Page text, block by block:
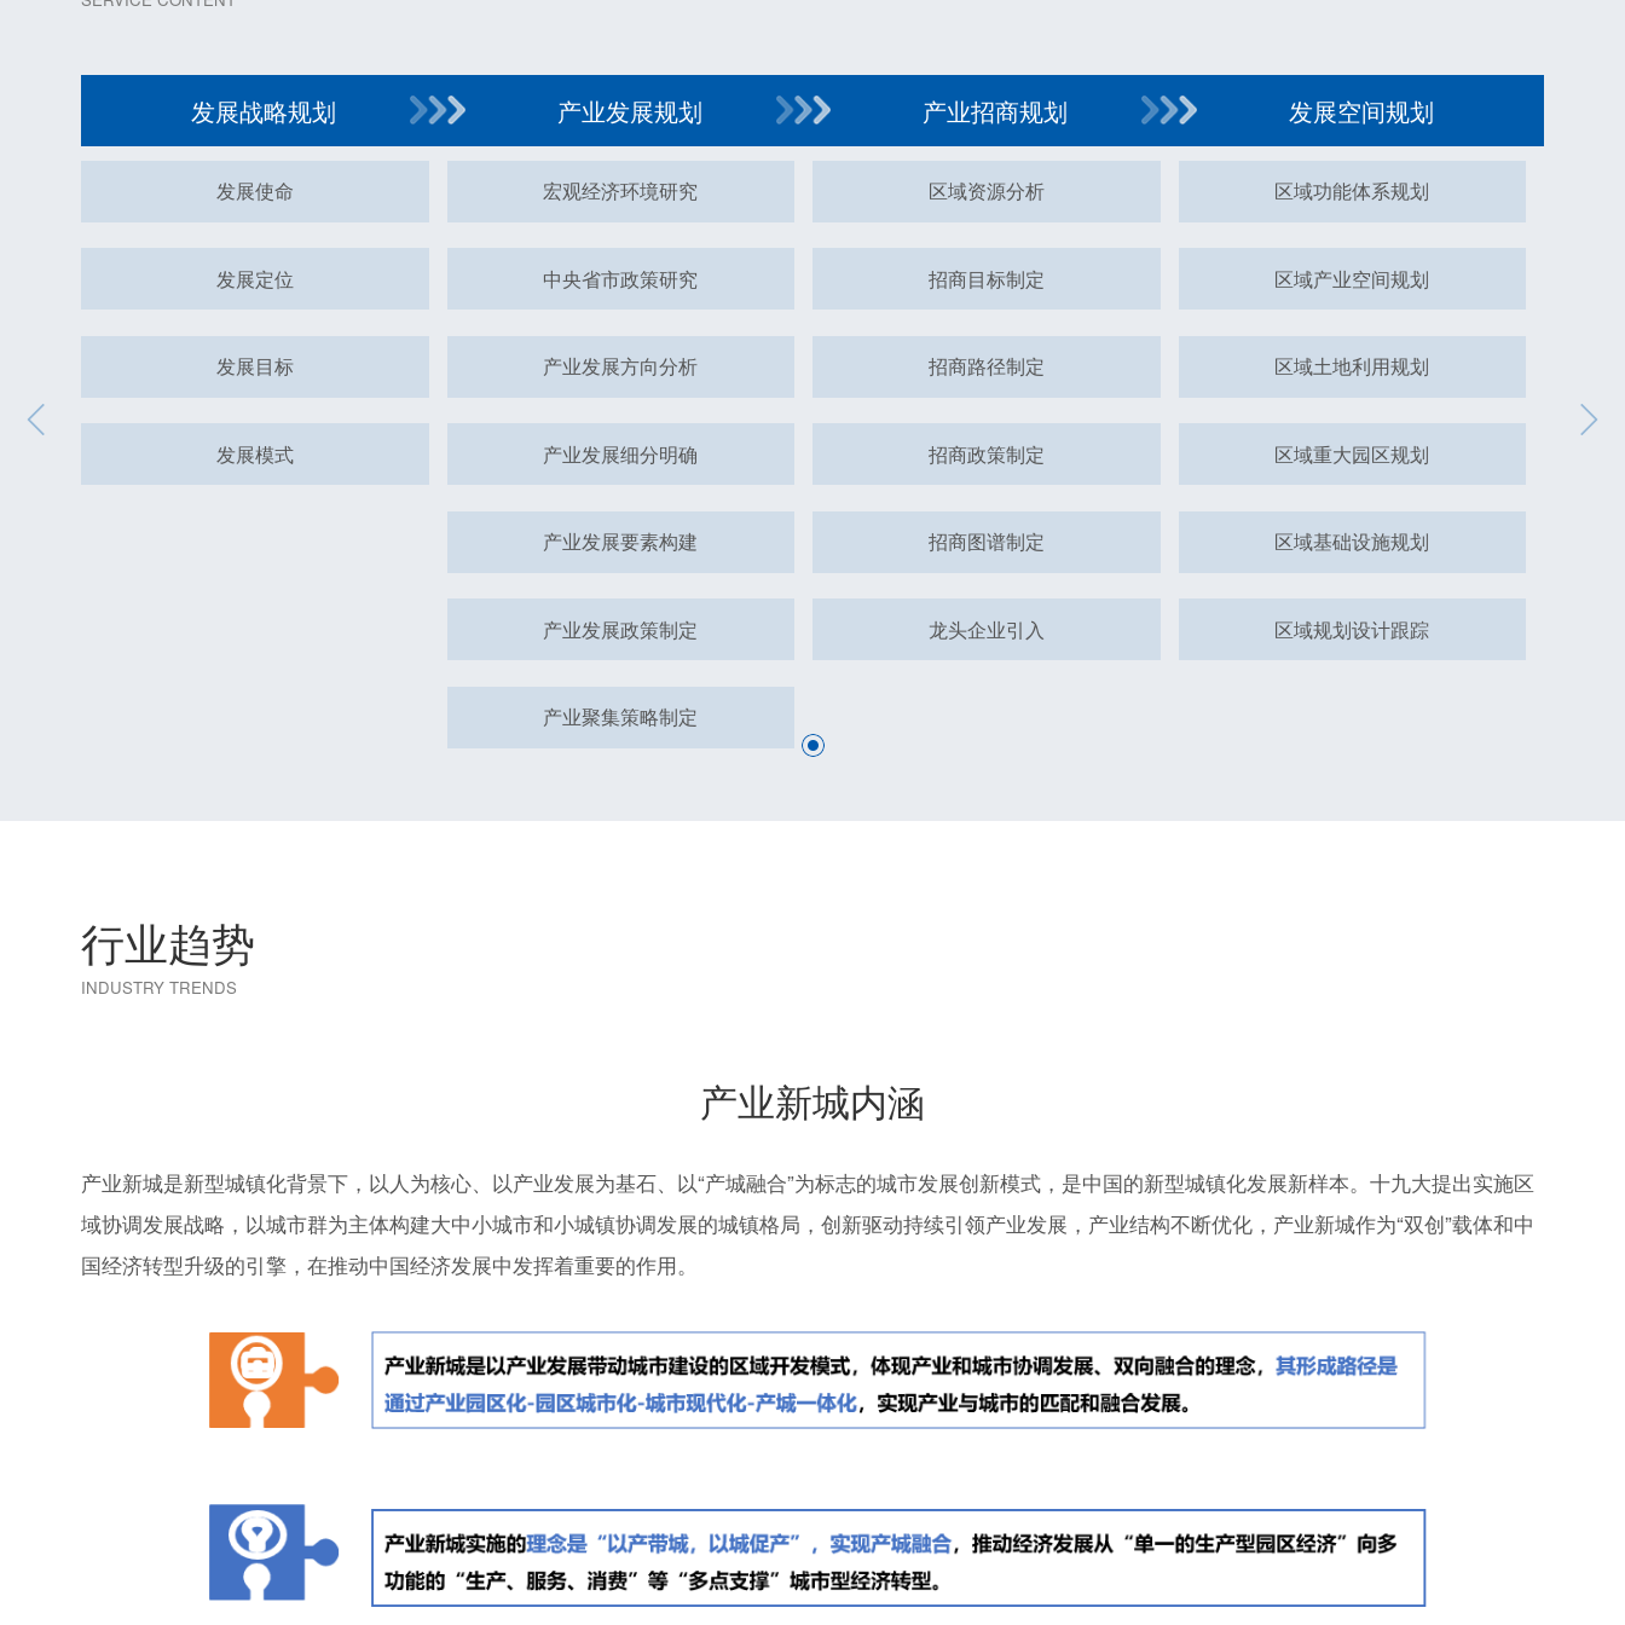
发展战略规划
发展使命
发展定位
发展目标
发展模式
产业发展规划
宏观经济环境研究
中央省市政策研究
产业发展方向分析
产业发展细分明确
产业发展要素构建
产业发展政策制定
产业聚集策略制定
产业招商规划
区域资源分析
招商目标制定
招商路径制定
招商政策制定
招商图谱制定
龙头企业引入
发展空间规划
区域功能体系规划
区域产业空间规划
区域土地利用规划
区域重大园区规划
区域基础设施规划
区域规划设计跟踪
行业趋势
INDUSTRY TRENDS
产业新城内涵
产业新城是新型城镇化背景下，以人为核心、以产业发展为基石、以“产城融合”为标志的城市发展创新模式，是中国的新型城镇化发展新样本。十九大提出实施区
域协调发展战略，以城市群为主体构建大中小城市和小城镇协调发展的城镇格局，创新驱动持续引领产业发展，产业结构不断优化，产业新城作为“双创”载体和中
国经济转型升级的引擎，在推动中国经济发展中发挥着重要的作用。